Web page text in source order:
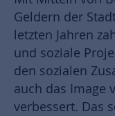
Geldern der
letzten Jahren
und soziale
den sozialen
auch das Image
verbessert. Das